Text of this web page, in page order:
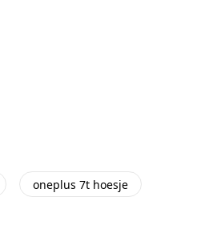
oneplus 7t hoesje